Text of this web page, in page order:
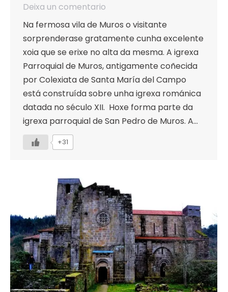
Deixa un comentario
Na fermosa vila de Muros o visitante
sorprenderase gratamente cunha excelente
xoia que se erixe no alta da mesma. A igrexa
Parroquial de Muros, antigamente coñecida
por Colexiata de Santa María del Campo
está construída sobre unha igrexa románica
datada no século XII. Hoxe forma parte da
igrexa parroquial de San Pedro de Muros. A…
+31